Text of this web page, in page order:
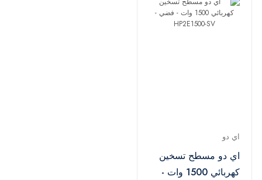
اي دو
اي دو مسطح تسخين
كهربائي 1500 وات -